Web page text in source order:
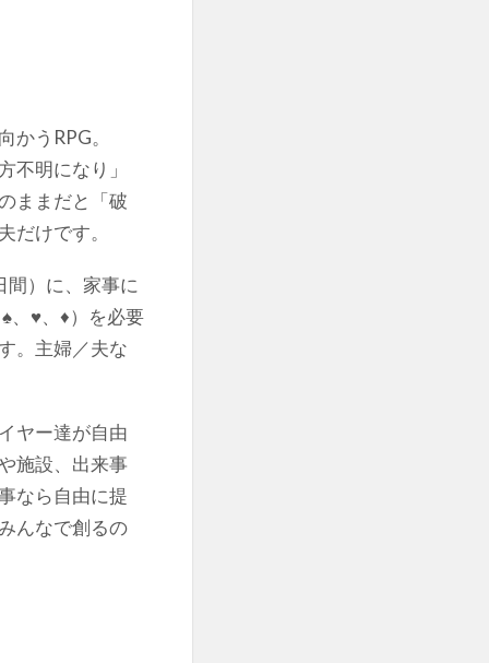
うRPG。
不明になり」
ままだと「破
けです。
）に、家事に
、♥、♦）を必要
。主婦／夫な
ヤー達が自由
施設、出来事
なら自由に提
んなで創るの